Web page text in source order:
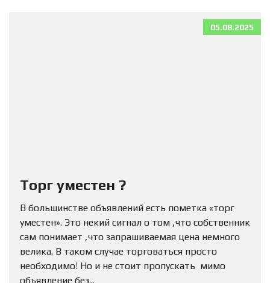
05.08.2025
Торг уместен ?
В большинстве объявлений есть пометка «торг
уместен». Это некий сигнал о том ,что собственник
сам понимает ,что запрашиваемая цена немного
велика. В таком случае торговаться просто
необходимо! Но и не стоит пропускать мимо
объявление без...